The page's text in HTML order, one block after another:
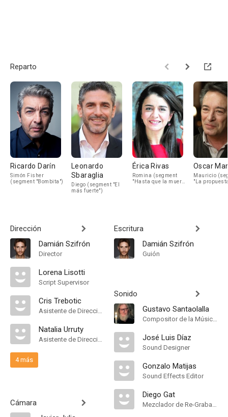
Reparto
Ricardo Darín
Simón Fisher
(segment "Bombita")
Leonardo
Sbaraglia
Diego (segment "El
más fuerte")
Érica Rivas
Romina (segment
"Hasta que la muerte
Oscar
Mauricio
"La
Dirección
Damián Szifrón
Director
Lorena Lisotti
Script Supervisor
Cris Trebotic
Asistente de Dirección
Natalia Urruty
Asistente de Dirección
4 más
Cámara
Escritura
Damián Szifrón
Guión
Sonido
Gustavo Santaolalla
Compositor de la Música Original
José Luis Díaz
Sound Designer
Gonzalo Matijas
Sound Effects Editor
Diego Gat
Mezclador de Re-Grabación de Sonido